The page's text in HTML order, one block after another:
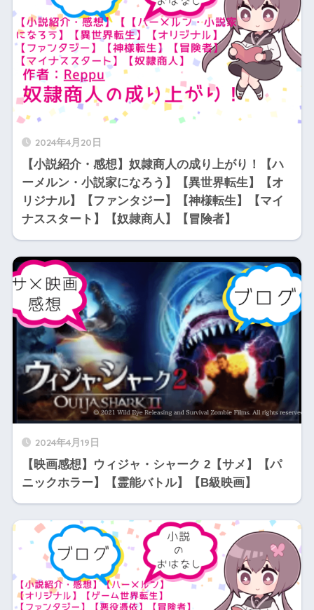
2024年4月20日
【小説紹介・感想】奴隷商人の成り上がり！【ハ
ーメルン・小説家になろう】【異世界転生】【オ
リジナル】【ファンタジー】【神様転生】【マイ
ナススタート】【奴隷商人】【冒険者】
2024年4月19日
【映画感想】ウィジャ・シャーク 2【サメ】【パ
ニックホラー】【霊能バトル】【B級映画】